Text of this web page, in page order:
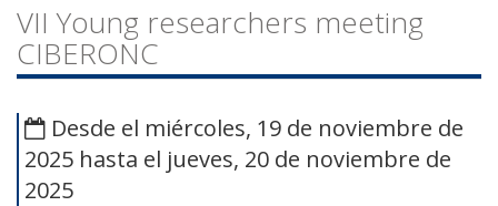
VII Young researchers meeting
CIBERONC
Desde el miércoles, 19 de noviembre de
2025 hasta el jueves, 20 de noviembre de
2025